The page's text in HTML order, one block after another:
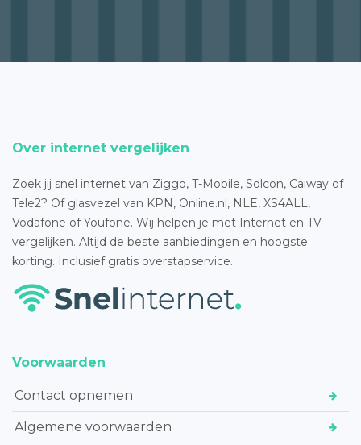
Over internet vergelijken
Zoek jij snel internet van Ziggo, T-Mobile, Solcon, Caiway of
Tele2? Of glasvezel van KPN, Online.nl, NLE, XS4ALL,
Vodafone of Youfone. Wij helpen je met Internet en TV
vergelijken. Altijd de beste aanbiedingen en hoogste
korting. Inclusief gratis overstapservice.
Voorwaarden
Contact opnemen
Algemene voorwaarden